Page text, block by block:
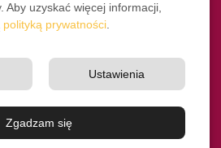
Fryz.pl 2021-2026
Aby uzyskać więcej informacji,
polityką prywatności
Zgadzam się
Ustawienia